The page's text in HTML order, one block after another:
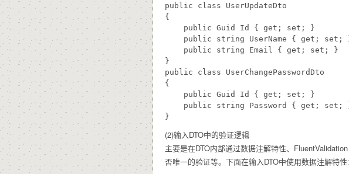
public class UserUpdateDto
{
    public Guid Id { get; set; }
public string UserName { get; set;
    public string Email { get; set; }
}
public class UserChangePasswordDto
{
    public Guid Id { get; set; }
public string Password { get; set;
(2)输入DTO中的验证逻辑
主要是在DTO内部通过数据注解特性、
否唯一的验证等。下面在输入DTO中使用数据注解特性：